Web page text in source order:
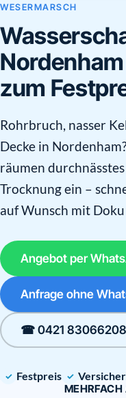
WESERMARSCH
zum
Rohrbruch, nasser
Decke in
räumen
Trocknung ein –
auf Wunsch mit
Angebot per
Anfrage ohne
☎ 0421 83066208
Festpreis